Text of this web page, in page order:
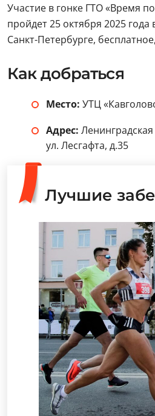
Участие в гонке ГТО «Время
пройдет 25 октября 2025 года
Санкт-Петербурге,
Как добраться
Место: УТЦ
Адрес:
ул. Лесгафта, д.35
Лучшие